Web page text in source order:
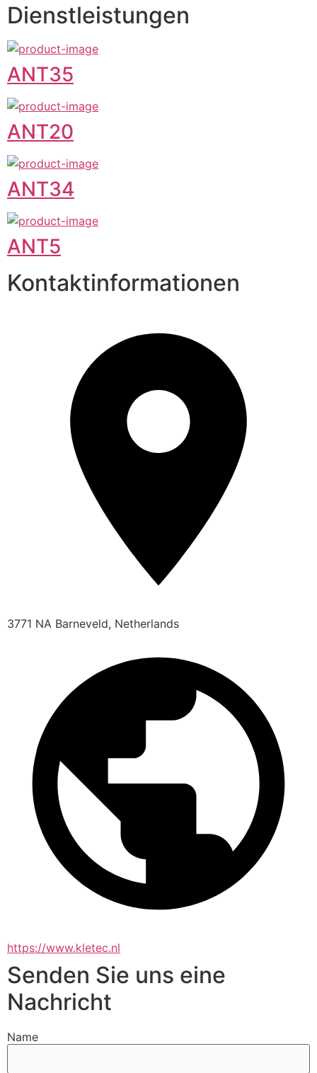
Dienstleistungen
ANT35
ANT20
ANT34
ANT5
Kontaktinformationen
3771 NA Barneveld, Netherlands
https://www.kletec.nl
Senden Sie uns eine
Nachricht
Name